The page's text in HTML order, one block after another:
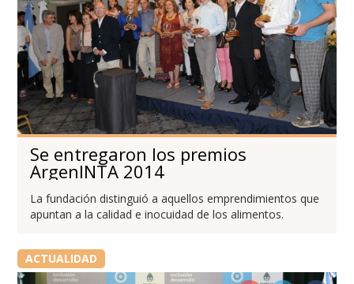
Se entregaron los premios
ArgenINTA 2014
La fundación distinguió a aquellos emprendimientos que
apuntan a la calidad e inocuidad de los alimentos.
ACTUALIDAD